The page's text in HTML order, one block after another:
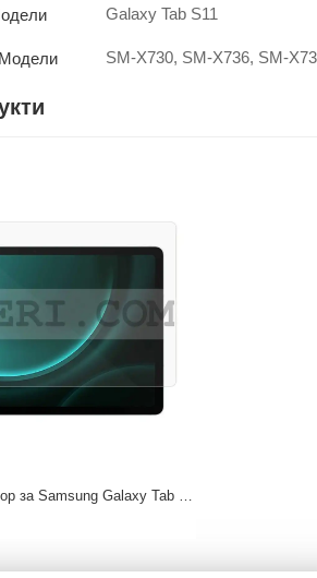
Galaxy Tab S11
SM-X730, SM-X736, SM-